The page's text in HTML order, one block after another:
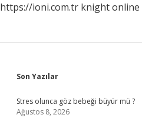
https://ioni.com.tr knight online
Sidebar
Son Yazılar
Stres olunca göz bebeği büyür mü ?
Ağustos 8, 2026